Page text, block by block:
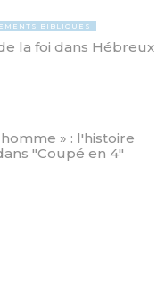
BIBLIQUES
la foi dans Hébreux
» : l'histoire
"Coupé en 4"